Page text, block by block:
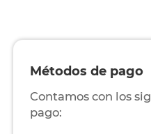
Métodos de pago
Contamos con los
pago: